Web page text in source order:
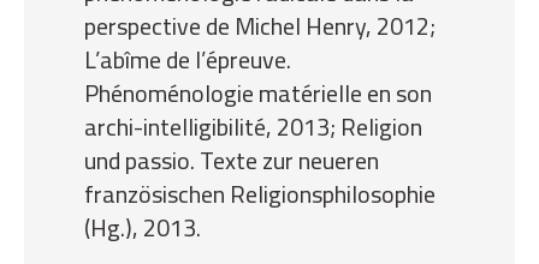
perspective de Michel Henry, 2012;
L’abîme de l’épreuve.
Phénoménologie matérielle en son
archi-intelligibilité, 2013; Religion
und passio. Texte zur neueren
französischen Religionsphilosophie
(Hg.), 2013.